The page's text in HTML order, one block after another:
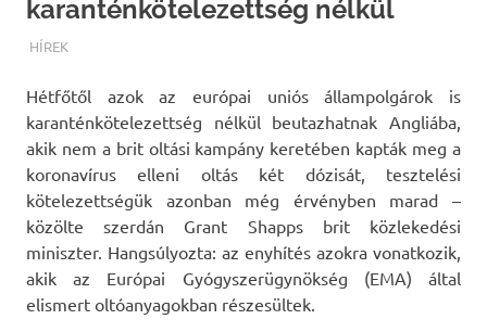
karanténkötelezettség nélkül
TERMALFURDOK.COM
HÍREK
Hétfőtől azok az európai uniós állampolgárok is
karanténkötelezettség nélkül beutazhatnak Angliába,
akik nem a brit oltási kampány keretében kapták meg a
koronavírus elleni oltás két dózisát, tesztelési
kötelezettségük azonban még érvényben marad –
közölte szerdán Grant Shapps brit közlekedési
miniszter. Hangsúlyozta: az enyhítés azokra vonatkozik,
akik az Európai Gyógyszerügynökség (EMA) által
elismert oltóanyagokban részesültek.